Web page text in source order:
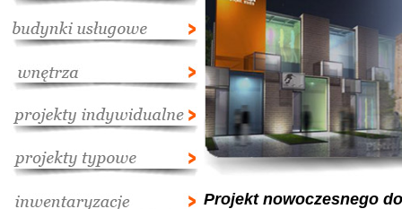
Projekt nowoczesnego